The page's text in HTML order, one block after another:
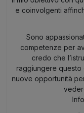
e coinvolgenti
Sono
competenze per
credo che
raggiungere questo
nuove opportunità